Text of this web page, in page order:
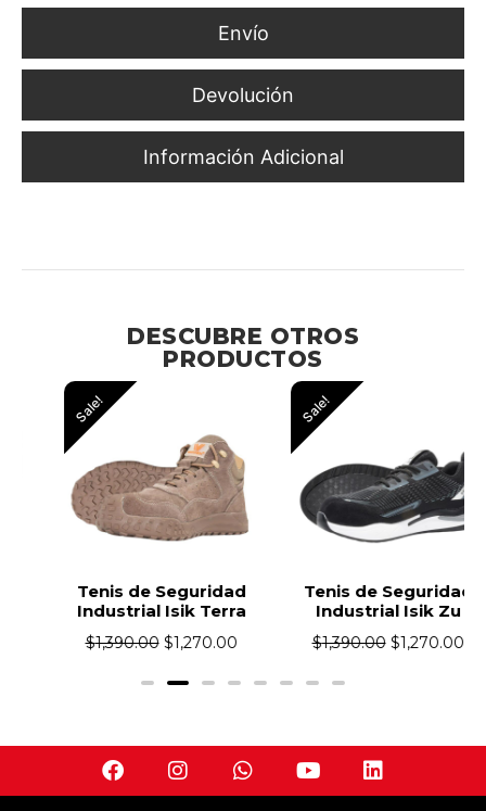
Envío
Devolución
Información Adicional
DESCUBRE OTROS
PRODUCTOS
Tenis de Seguridad
Industrial Isik Terra
1,390.00 $1,270.00
Tenis de Seguridad
Industrial Isik Zu
1,390.00 $1,270.00